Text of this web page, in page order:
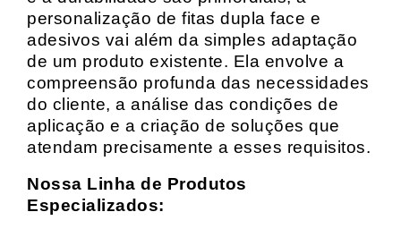
personalização de fitas dupla face e
adesivos vai além da simples adaptação
de um produto existente. Ela envolve a
compreensão profunda das necessidades
do cliente, a análise das condições de
aplicação e a criação de soluções que
atendam precisamente a esses requisitos.
Nossa Linha de Produtos
Especializados: